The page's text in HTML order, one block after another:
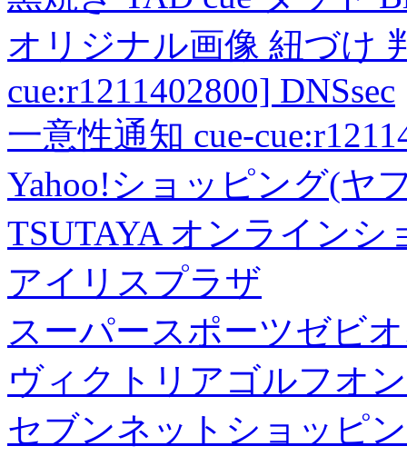
オリジナル画像 紐づけ
cue:r1211402800] DNSsec
一意性通知 cue-
Yahoo!ショッピング(ヤ
TSUTAYA オンラインシ
アイリスプラザ
スーパースポーツゼビ
ヴィクトリアゴルフオ
セブンネットショッピ